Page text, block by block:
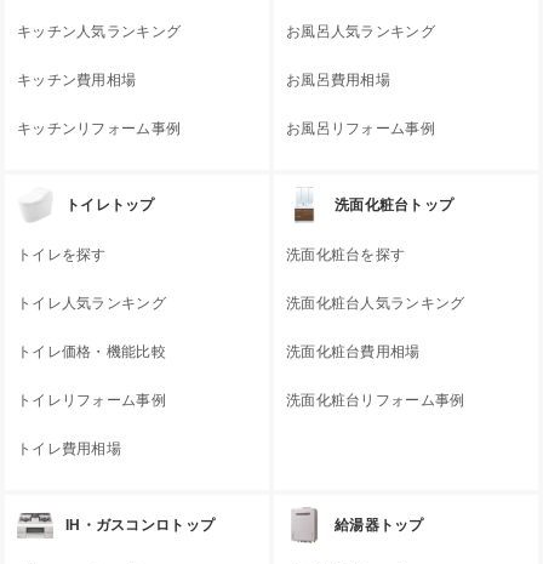
キッチン人気ランキング
キッチン費用相場
キッチンリフォーム事例
お風呂人気ランキング
お風呂費用相場
お風呂リフォーム事例
トイレトップ
トイレを探す
トイレ人気ランキング
トイレ価格・機能比較
トイレリフォーム事例
トイレ費用相場
洗面化粧台トップ
洗面化粧台を探す
洗面化粧台人気ランキング
洗面化粧台費用相場
洗面化粧台リフォーム事例
IH・ガスコンロトップ 給湯器トップ